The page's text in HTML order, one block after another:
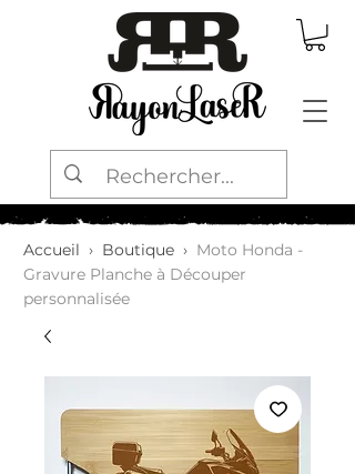
Accueil › Boutique › Moto Honda -
Gravure Planche à Découper
personnalisée